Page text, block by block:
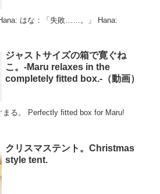
はな：「必殺足払い！」 Hana: はな：「失敗……。」 Hana:
ジャストサイズの箱で寛ぐね
こ。-Maru relaxes in the
completely fitted box.-（動画）
まる。 Perfectly fitted box for Maru!
クリスマステント。Christmas
style tent.